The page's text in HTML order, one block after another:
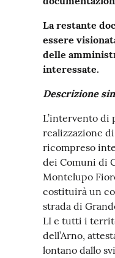
La restante
essere
delle
interessate.
Descrizione
L’intervento di
realizzazione
ricompreso
dei Comuni di
Montelupo
costituirà un
strada di
LI e tutti i
dell’Arno,
lontano dallo